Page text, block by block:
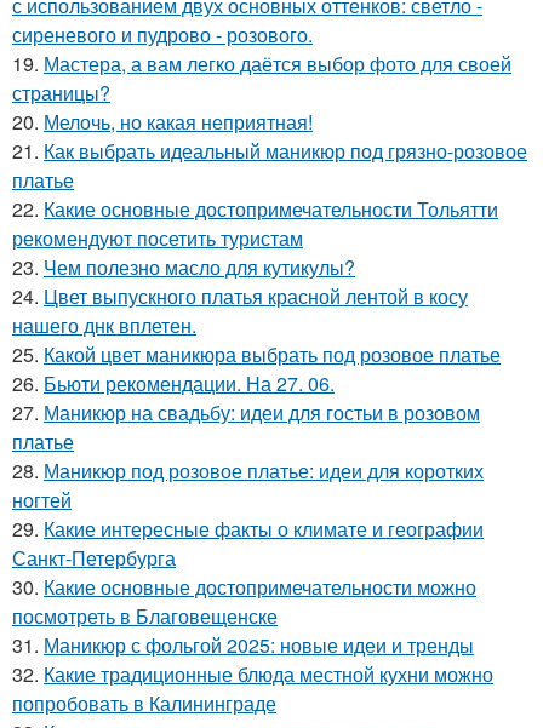
сиреневого и пудрово - розового.
19. Мастера, а вам легко даётся выбор фото для своей
страницы?
20. Мелочь, но какая неприятная!
21. Как выбрать идеальный маникюр под грязно-розовое
платье
22. Какие основные достопримечательности Тольятти
рекомендуют посетить туристам
23. Чем полезно масло для кутикулы?
24. Цвет выпускного платья красной лентой в косу
нашего днк вплетен.
25. Какой цвет маникюра выбрать под розовое платье
26. Бьюти рекомендации. На 27. 06.
27. Маникюр на свадьбу: идеи для гостьи в розовом
платье
28. Маникюр под розовое платье: идеи для коротких
ногтей
29. Какие интересные факты о климате и географии
Санкт-Петербурга
30. Какие основные достопримечательности можно
посмотреть в Благовещенске
31. Маникюр с фольгой 2025: новые идеи и тренды
32. Какие традиционные блюда местной кухни можно
попробовать в Калининграде